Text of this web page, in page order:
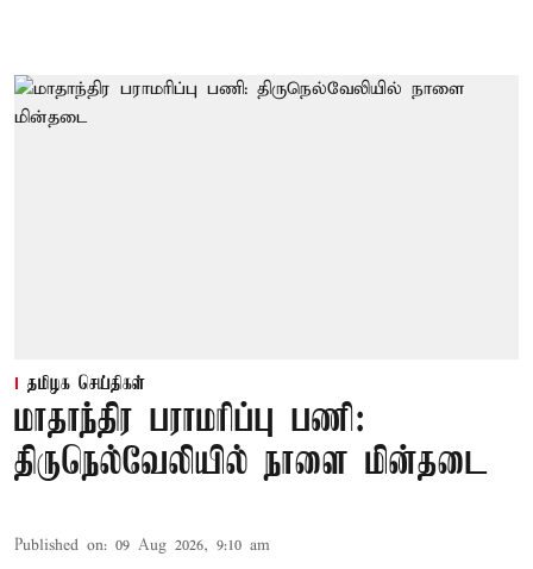
தமிழக செய்திகள்
மாதாந்திர பராமரிப்பு பணி:
திருநெல்வேலியில் நாளை மின்தடை
Published on: 09 Aug 2026, 9:10 am